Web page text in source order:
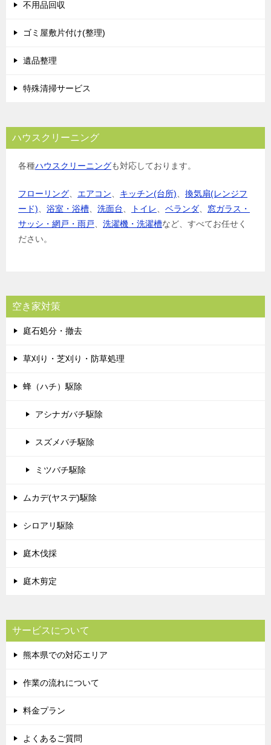
不用品回収
ゴミ屋敷片付け(整理)
遺品整理
特殊清掃サービス
ハウスクリーニング
各種ハウスクリーニングも対応しております。
フローリング、 エアコン、 キッチン(台所)、 換気扇(レンジフ
ード)、 浴室・浴槽、 洗面台、 トイレ、 ベランダ、 窓ガラス・
サッシ・網戸・雨戸、 洗濯機・洗濯槽など、すべてお任せく
ださい。
空き家対策
庭石処分・撤去
草刈り・芝刈り・防草処理
蜂（ハチ）駆除
アシナガバチ駆除
スズメバチ駆除
ミツバチ駆除
ムカデ(ヤスデ)駆除
シロアリ駆除
庭木伐採
庭木剪定
サービスについて
熊本県での対応エリア
作業の流れについて
料金プラン
よくあるご質問